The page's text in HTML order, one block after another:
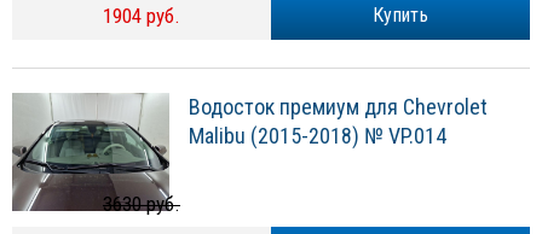
Купить
1904 руб.
Водосток премиум для Chevrolet
Malibu (2015-2018) № VP.014
3630 руб.